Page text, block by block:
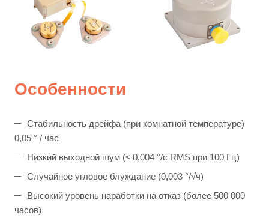
Особенности
Стабильность дрейфа (при комнатной температуре)
0,05 ° / час
Низкий выходной шум (≤ 0,004 °/с RMS при 100 Гц)
Случайное угловое блуждание (0,003 °/√ч)
Высокий уровень наработки на отказ (более 500 000
часов)